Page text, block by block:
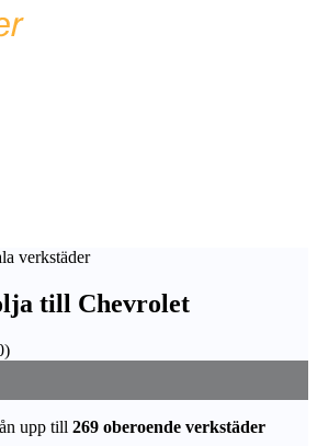
verkstäder
till Chevrolet
)
upp till 269 oberoende verkstäder